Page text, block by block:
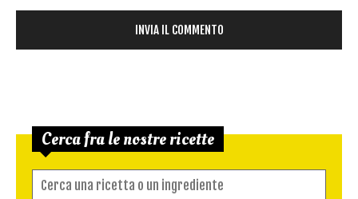
Cerca fra le nostre ricette